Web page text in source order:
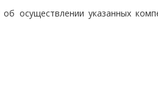
осуществлении указанных